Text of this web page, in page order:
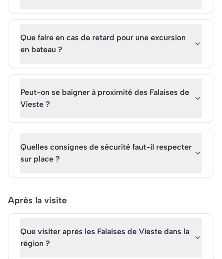
Que faire en cas de retard pour une excursion
en bateau ?
Peut-on se baigner à proximité des Falaises de
Vieste ?
Quelles consignes de sécurité faut-il respecter
sur place ?
Après la visite
Que visiter après les Falaises de Vieste dans la
région ?